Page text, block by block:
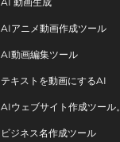
AIアニメ動画作成ツール
AI動画編集ツール
テキストを動画にするAI
AIウェブサイト作成ツール。
ビジネス名作成ツール